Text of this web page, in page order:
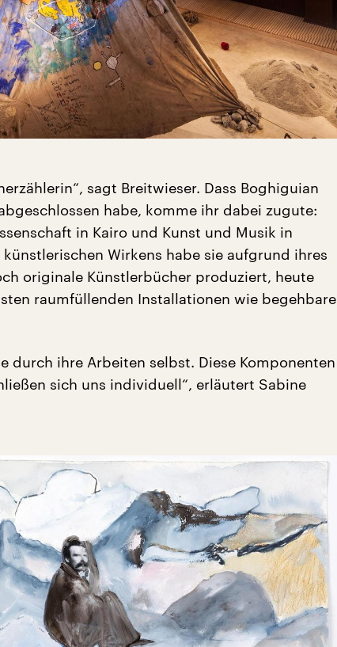
sagt Breitwieser. Dass Boghiguian
habe, komme ihr dabei zugute:
in Kairo und Kunst und Musik in
künstlerischen Wirkens habe sie aufgrund ihres
originale Künstlerbücher produziert, heute
raumfüllenden Installationen wie begehbare
durch ihre Arbeiten selbst. Diese Komponenten
sich uns individuell“, erläutert Sabine